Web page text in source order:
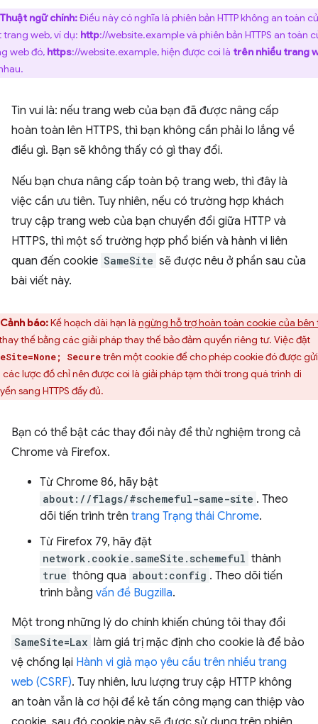
Thuật ngữ chính:Điều này có nghĩa là phiên bản HTTP không an toàn
trang web, ví dụ: http://website.example và phiên bản HTTPS an toàn
web đó, https://website.example, hiện được coi là trên nhiều trang
Tin vui là: nếu trang web của bạn đã được nâng cấp
hoàn toàn lên HTTPS, thì bạn không cần phải lo lắng về
điều gì. Bạn sẽ không thấy có gì thay đổi.
Nếu bạn chưa nâng cấp toàn bộ trang web, thì đây là
việc cần ưu tiên. Tuy nhiên, nếu có trường hợp khách
truy cập trang web của bạn chuyển đổi giữa HTTP và
HTTPS, thì một số trường hợp phổ biến và hành vi liên
quan đến cookie SameSite sẽ được nêu ở phần sau của
bài viết này.
Cảnh báo:Kế hoạch dài hạn là ngừng hỗ trợ hoàn toàn cookie của bên
thế bằng các giải pháp thay thế bảo đảm quyền riêng tư. Việc đặt
Securetrên một cookie để cho phép cookie đó được gửi
các lược đồ chỉ nên được coi là giải pháp tạm thời trong quá trình di
sang HTTPS đầy đủ.
Bạn có thể bật các thay đổi này để thử nghiệm trong cả
Chrome và Firefox.
Từ Chrome 86, hãy bật
about://flags/#schemeful-same-site . Theo
dõi tiến trình trên trang Trạng thái Chrome.
Từ Firefox 79, hãy đặt
network.cookie.sameSite.schemeful thành
true thông qua about:config . Theo dõi tiến
trình bằng vấn đề Bugzilla.
Một trong những lý do chính khiến chúng tôi thay đổi
SameSite=Lax làm giá trị mặc định cho cookie là để bảo
vệ chống lại Hành vi giả mạo yêu cầu trên nhiều trang
web (CSRF). Tuy nhiên, lưu lượng truy cập HTTP không
an toàn vẫn là cơ hội để kẻ tấn công mạng can thiệp vào